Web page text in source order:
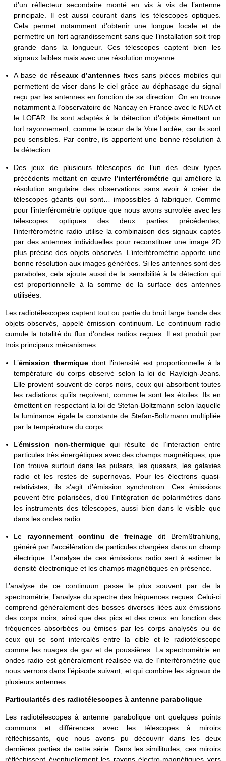
d’un réflecteur secondaire monté en vis à vis de l’antenne
principale. Il est aussi courant dans les télescopes optiques.
Cela permet notamment d’obtenir une longue focale et de
permettre un fort agrandissement sans que l’installation soit trop
grande dans la longueur. Ces télescopes captent bien les
signaux faibles mais avec une résolution moyenne.
A base de réseaux d’antennes fixes sans pièces mobiles qui
permettent de viser dans le ciel grâce au déphasage du signal
reçu par les antennes en fonction de sa direction. On en trouve
notamment à l’observatoire de Nancay en France avec le NDA et
le LOFAR. Ils sont adaptés à la détection d’objets émettant un
fort rayonnement, comme le cœur de la Voie Lactée, car ils sont
peu sensibles. Par contre, ils apportent une bonne résolution à
la détection.
Des jeux de plusieurs télescopes de l’un des deux types
précédents mettant en œuvre l’interférométrie qui améliore la
résolution angulaire des observations sans avoir à créer de
télescopes géants qui sont… impossibles à fabriquer. Comme
pour l’interférométrie optique que nous avons survolée avec les
télescopes optiques des deux parties précédentes,
l’interférométrie radio utilise la combinaison des signaux captés
par des antennes individuelles pour reconstituer une image 2D
plus précise des objets observés. L’interférométrie apporte une
bonne résolution aux images générées. Si les antennes sont des
paraboles, cela ajoute aussi de la sensibilité à la détection qui
est proportionnelle à la somme de la surface des antennes
utilisées.
Les radiotélescopes captent tout ou partie du bruit large bande des
objets observés, appelé émission continuum. Le continuum radio
cumule la totalité du flux d’ondes radios reçues. Il est produit par
trois principaux mécanismes :
L’émission thermiquedont l’intensité est proportionnelle à la
température du corps observé selon la loi de Rayleigh-Jeans.
Elle provient souvent de corps noirs, ceux qui absorbent toutes
les radiations qu’ils reçoivent, comme le sont les étoiles. Ils en
émettent en respectant la loi de Stefan-Boltzmann selon laquelle
la luminance égale la constante de Stefan-Boltzmann multipliée
par la température du corps.
L’émission non-thermiquequi résulte de l’interaction entre
particules très énergétiques avec des champs magnétiques, que
l’on trouve surtout dans les pulsars, les quasars, les galaxies
radio et les restes de supernovas. Pour les électrons quasi-
relativistes, ils s‘agit d’émission synchrotron. Ces émissions
peuvent être polarisées, d’où l’intégration de polarimètres dans
les instruments des télescopes, aussi bien dans le visible que
dans les ondes radio.
Le rayonnement continu de freinagedit Bremßtrahlung,
généré par l’accélération de particules chargées dans un champ
électrique. L’analyse de ces émissions radio sert à estimer la
densité électronique et les champs magnétiques en présence.
L’analyse de ce continuum passe le plus souvent par de la
spectrométrie, l’analyse du spectre des fréquences reçues. Celui-ci
comprend généralement des bosses diverses liées aux émissions
des corps noirs, ainsi que des pics et des creux en fonction des
fréquences absorbées ou émises par les corps analysés ou de
ceux qui se sont intercalés entre la cible et le radiotélescope
comme les nuages de gaz et de poussières. La spectrométrie en
ondes radio est généralement réalisée via de l’interférométrie que
nous verrons dans l’épisode suivant, et qui combine les signaux de
plusieurs antennes.
Particularités des radiotélescopes à antenne parabolique
Les radiotélescopes à antenne parabolique ont quelques points
communs et différences avec les télescopes à miroirs
réfléchissants, que nous avons pu découvrir dans les deux
dernières parties de cette série. Dans les similitudes, ces miroirs